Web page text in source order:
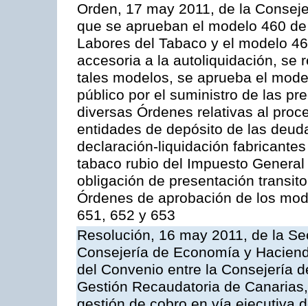
Orden, 17 may 2011, de la
que se aprueban el modelo 460
Labores del Tabaco y el modelo
accesoria a la autoliquidación, se
tales modelos, se aprueba el
público por el suministro de las
diversas Órdenes relativas al
entidades de depósito de las
declaración-liquidación
tabaco rubio del Impuesto
obligación de presentación
Órdenes de aprobación de los
651, 652 y 653
Resolución, 16 may 2011, de la
Consejería de Economía y
del Convenio entre la Consejería
Gestión Recaudatoria de